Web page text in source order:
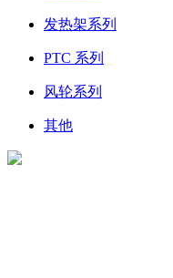
发热架系列
PTC 系列
风轮系列
其他